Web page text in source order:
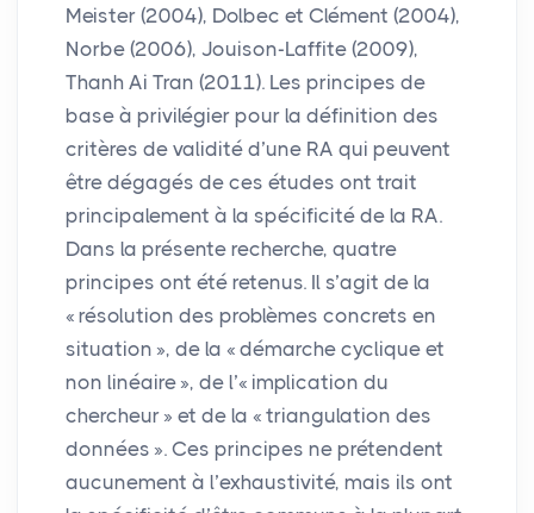
Meister (2004), Dolbec et Clément (2004),
Norbe (2006), Jouison-Laffite (2009),
Thanh Ai Tran (2011). Les principes de
base à privilégier pour la définition des
critères de validité d’une RA qui peuvent
être dégagés de ces études ont trait
principalement à la spécificité de la RA.
Dans la présente recherche, quatre
principes ont été retenus. Il s’agit de la
« résolution des problèmes concrets en
situation », de la « démarche cyclique et
non linéaire », de l’« implication du
chercheur » et de la « triangulation des
données ». Ces principes ne prétendent
aucunement à l’exhaustivité, mais ils ont